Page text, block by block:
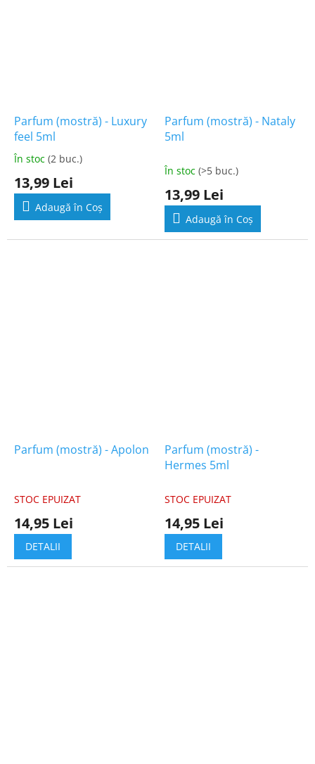
Parfum (mostră) - Luxury
feel 5ml
Evaluarea
a
produsului
este
din
În stoc (2 buc.)
13,99 Lei
Adaugă în Coş
Parfum (mostră) - Nataly
5ml
În stoc (>5 buc.)
13,99 Lei
Adaugă în Coş
Parfum (mostră) - Apolon
STOC EPUIZAT
14,95 Lei
DETALII
Parfum (mostră) -
Hermes 5ml
STOC EPUIZAT
14,95 Lei
DETALII